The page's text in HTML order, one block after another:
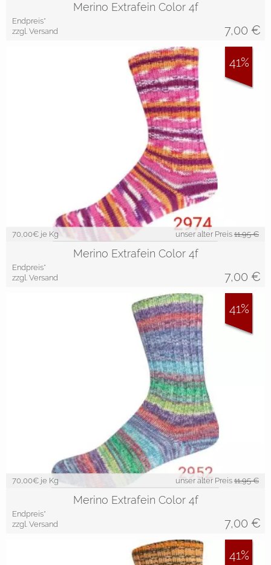
Merino Extrafein Color 4f
Endpreis*
zzgl. Versand
7,00 €
70,00€ je Kg unser alter Preis 11,95 €
Merino Extrafein Color 4f
Endpreis*
zzgl. Versand
7,00 €
41%
70,00€ je Kg unser alter Preis 11,95 €
Merino Extrafein Color 4f
Endpreis*
zzgl. Versand
7,00 €
41%
41%